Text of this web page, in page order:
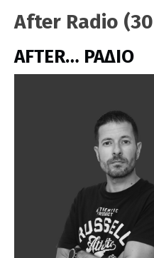
After Radio
AFTER… ΡΑΔΙΟ